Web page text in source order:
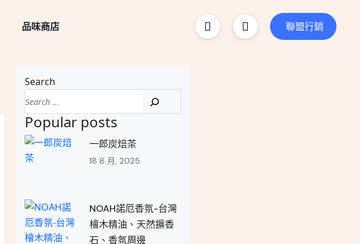
品味商店 聯盟行銷
Search
Popular posts
一郎炭焙茶
18 8 月, 2025
NOAH諾厄香氛-台灣
檜木精油、天然擴香
石、香氛周邊